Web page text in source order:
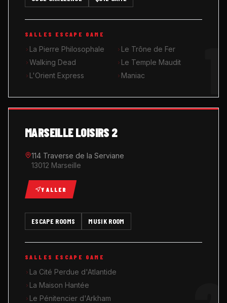
MUSIK ROOM KARAOKÉ
QUIZ GAME
SALLES ESCAPE GAME
La Pierre Philosophale
Le Trône de Fer
Walking Dead
Le Temple Maudit
L'Orient Express
Maniac
MARSEILLE LOISIRS 2
114 Traverse de la Serviane
13012 Marseille
Y ALLER
ESCAPE ROOMS MUSIK ROOM
SALLES ESCAPE GAME
La Cité Perdue d'Atlantide
La Maison Hantée
Le Pénitencier d'Arkham